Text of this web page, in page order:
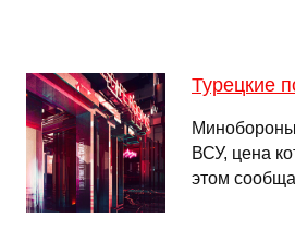
Турецкие
ВСУ, цена
этом